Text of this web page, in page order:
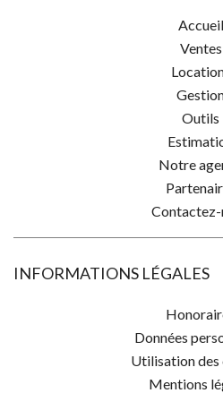
Accueil
Ventes
Outils
Notre
Contactez-
INFORMATIONS LÉGALES
Données
Utilisation des
Mentions